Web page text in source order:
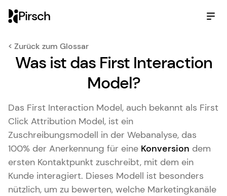
Pirsch
< Zurück zum Glossar
Was ist das First Interaction
Model?
Das First Interaction Model, auch bekannt als First
Click Attribution Model, ist ein
Zuschreibungsmodell in der Webanalyse, das
100% der Anerkennung für eine Konversion dem
ersten Kontaktpunkt zuschreibt, mit dem ein
Kunde interagiert. Dieses Modell ist besonders
nützlich, um zu bewerten, welche Marketingkanäle